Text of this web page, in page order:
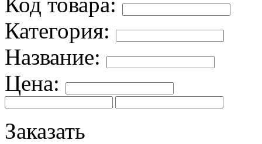
Категория:
Название:
Цена:
Заказать